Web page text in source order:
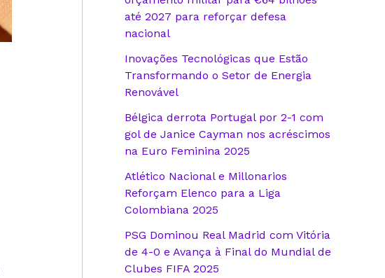
até 2027 para reforçar defesa
nacional
Inovações Tecnológicas que Estão
Transformando o Setor de Energia
Renovável
Bélgica derrota Portugal por 2-1 com
gol de Janice Cayman nos acréscimos
na Euro Feminina 2025
Atlético Nacional e Millonarios
Reforçam Elenco para a Liga
Colombiana 2025
PSG Dominou Real Madrid com Vitória
de 4-0 e Avança à Final do Mundial de
Clubes FIFA 2025